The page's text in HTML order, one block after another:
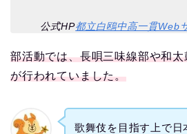
公式HP都立白鴎中高一貫Web
部活動では、長唄三味線部や和
が行われていました。
歌舞伎を目指す上で日